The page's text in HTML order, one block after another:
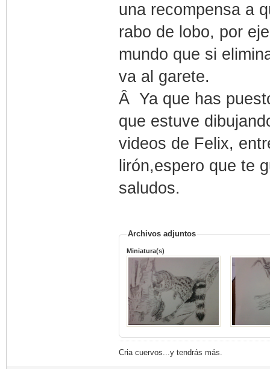
una recompensa a
rabo de lobo, por
mundo que si
va al garete.
Â Ya que has
que estuve
videos de Felix,
lirón,espero que te
saludos.
Archivos adjuntos
Miniatura(s)
Cria cuervos...y tendrás más.